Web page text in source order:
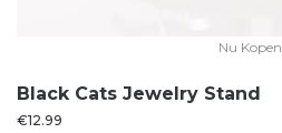
Nu Kopen
Black Cats Jewelry Stand
€12.99